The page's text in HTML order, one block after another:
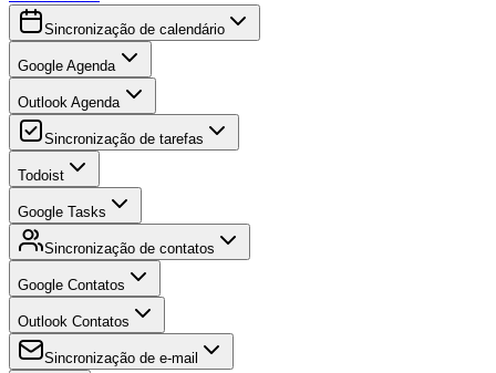
Sincronização de calendário
Google Agenda
Outlook Agenda
Sincronização de tarefas
Todoist
Google Tasks
Sincronização de contatos
Google Contatos
Outlook Contatos
Sincronização de e-mail